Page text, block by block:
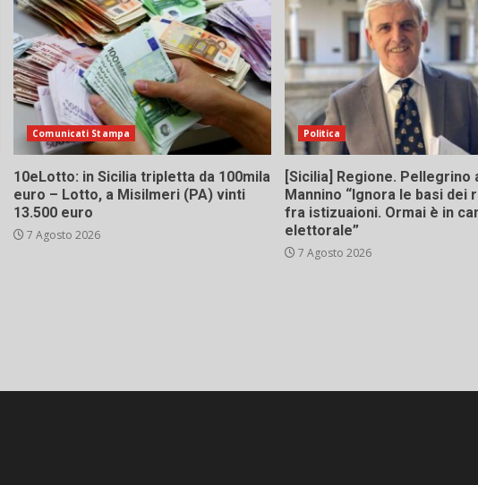
Comunicati Stampa
10eLotto: in Sicilia tripletta da 100mila
euro – Lotto, a Misilmeri (PA) vinti
13.500 euro
7 Agosto 2026
Politica
[Sicilia] Regione. Pellegrino
Mannino “Ignora le basi dei
fra istizuaioni. Ormai è in
elettorale”
7 Agosto 2026